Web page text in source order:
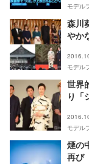
モデル
森川
やか
モデル
世界
り「
モデル
煙の
再び